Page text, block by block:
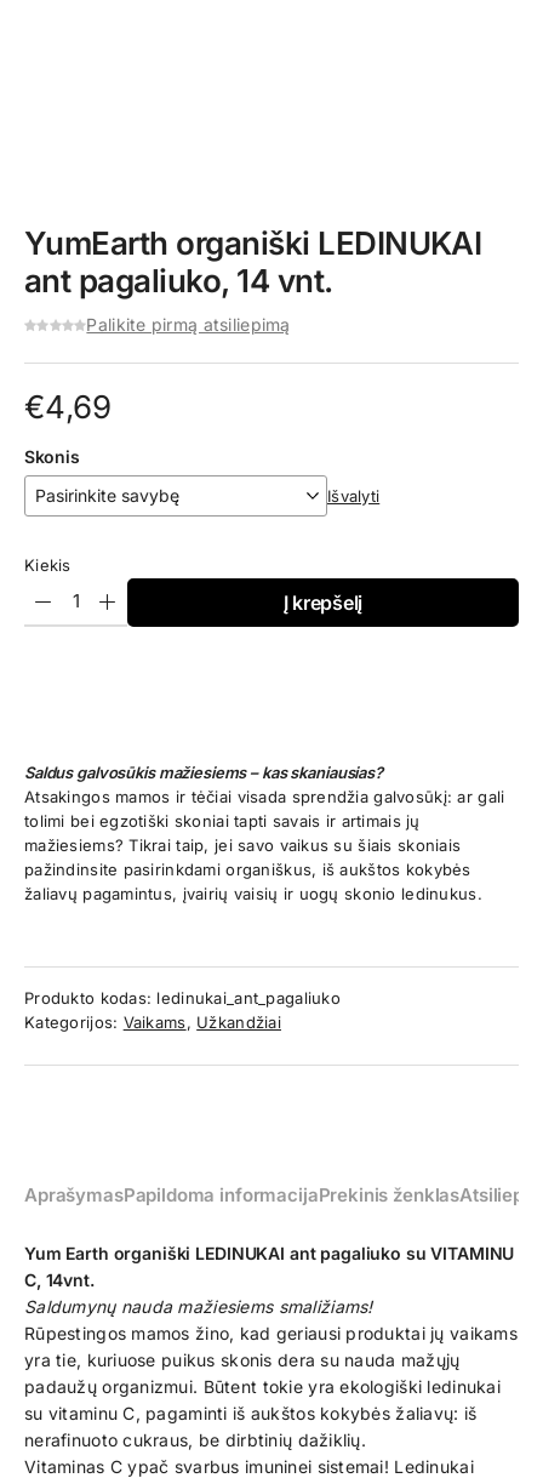
YumEarth organiški LEDINUKAI
ant pagaliuko, 14 vnt.
Palikite pirmą atsiliepimą
€4,69
Skonis
Išvalyti
Kiekis
Į krepšelį
Saldus galvosūkis mažiesiems – kas skaniausias?
Atsakingos mamos ir tėčiai visada sprendžia galvosūkį: ar gali
tolimi bei egzotiški skoniai tapti savais ir artimais jų
mažiesiems? Tikrai taip, jei savo vaikus su šiais skoniais
pažindinsite pasirinkdami organiškus, iš aukštos kokybės
žaliavų pagamintus, įvairių vaisių ir uogų skonio ledinukus.
Produkto kodas: ledinukai_ant_pagaliuko
Kategorijos: Vaikams, Užkandžiai
AprašymasPapildoma informacijaPrekinis ženklas
Yum Earth organiški LEDINUKAI ant pagaliuko su VITAMINU
C, 14vnt.
Saldumynų nauda mažiesiems smaližiams!
Rūpestingos mamos žino, kad geriausi produktai jų vaikams
yra tie, kuriuose puikus skonis dera su nauda mažųjų
padaužų organizmui. Būtent tokie yra ekologiški ledinukai
su vitaminu C, pagaminti iš aukštos kokybės žaliavų: iš
nerafinuoto cukraus, be dirbtinių dažiklių.
Vitaminas C ypač svarbus imuninei sistemai! Ledinukai